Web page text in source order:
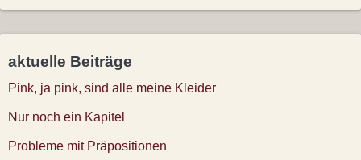
n
u
m
m
aktuelle Beiträge
Pink, ja pink, sind alle meine Kleider
Nur noch ein Kapitel
Probleme mit Präpositionen